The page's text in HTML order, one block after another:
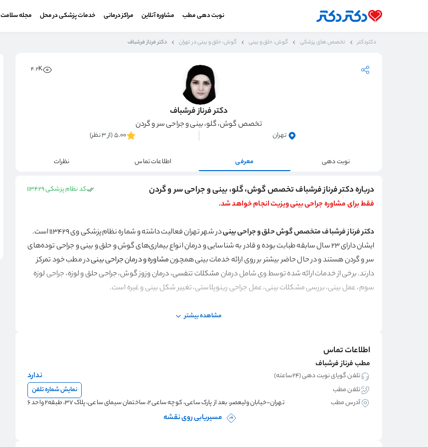
نوبت دهی مطب مشاوره آنلاین مراکز درمانی خدمات پزشکی در محل مجله سلامت
دکتردکتر تخصص های پزشکی گوش، حلق و بینی گوش، حلق و بینی در تهران دکتر فرناز فرشباف
4.2K
دکتر فرناز فرشباف
تخصص گوش، گلو، بینی و جراحی سر و گردن
تهران 5.00 (از 3 نظر)
نوبت دهی معرفی اطلاعات تماس نظرات
درباره دکتر فرناز فرشباف تخصص گوش، گلو، بینی و جراحی سر و گردن کد نظام پزشکی 113429
فقط برای مشاوره جراحی بینی ویزیت انجام خواهد شد.
دکتر فرناز فرشباف متخصص گوش حلق و جراحی بینی
در شهر تهران فعالیت داشته و شماره نظام‌پزشکی وی ۱۱۳۴۲۹ است.
ایشان دارای ۲۳ سال سابقه طبابت بوده و قادر به شناسایی و درمان انواع بیماری‌های گوش و حلق و بینی و جراحی توده‌های
سر و گردن هستند و در حال حاضر بیشتر بر روی ارائه خدمات بینی همچونمشاوره و درمان جراحی بینیدر مطب خود تمرکز
دارند. برخی از خدمات ارائه شده توسط وی شامل درمانمشکلات تنفسی، درمان وزوز گوش، جراحی حلق و لوزه، جراحیلوزه
سوم، عمل بینی، بررسی مشکلات بینی،عمل جراحی رینوپلاستی،تغییر شکل بینی و غیره است.
سر و گردن به وی مراجعه کرده بودند از خدمات دریافتی رضایت بسیار بالایی داشته‌اند. ایشان
خصوص انجام جراحی زیبایی بینی
راهکارهای درمانی برای مشکلات بینی بهره می‌گیرند تا علاوه بر رفع مشکل تنفس به رفع انحرافات و نامتقارن بودن بینی نیز
بپردازند.
مشاهده بیشتر
اطلاعات تماس
مطب فرناز فرشباف
تلفن گویای نوبت دهی (۲۴ساعته) ندارد
تلفن مطب
نمایش شماره تلفن
آدرس مطب
تهران-خیابان ولیعصر، بعد از پارک ساعی، کوچه ساعی2، ساختمان سیمای ساعی، پلاک 37، طبقه2 واحد 6
مسیریابی روی نقشه